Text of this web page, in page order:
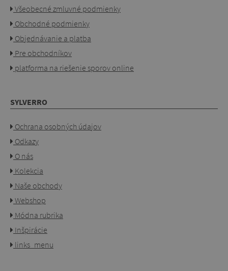
Všeobecné zmluvné podmienky
Obchodné podmienky
Objednávanie a platba
Pre obchodníkov
platforma na riešenie sporov online
SYLVERRO
Ochrana osobných údajov
Odkazy
O nás
Kolekcia
Naše obchody
Webshop
Módna rubrika
Inšpirácie
links_menu